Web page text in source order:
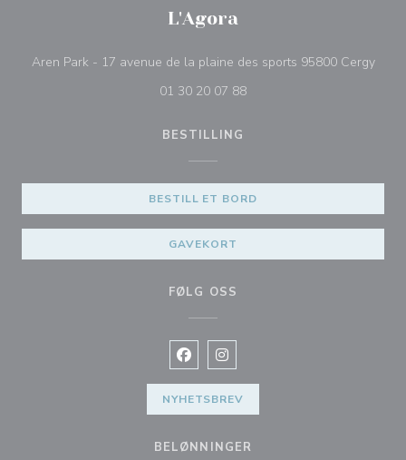
L'Agora
Aren Park - 17 avenue de la plaine des sports 95800 Cergy
01 30 20 07 88
BESTILLING
BESTILL ET BORD
GAVEKORT
FØLG OSS
Facebook ((åpner i et nytt vindu))
Instagram ((åpner i et nytt
NYHETSBREV
BELØNNINGER